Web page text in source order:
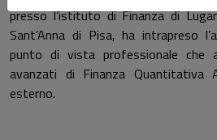
presso l’istituto di Finanza di
Sant’Anna di Pisa, ha intrapreso
punto di vista professionale che
avanzati di Finanza Quantitativa
esterno.